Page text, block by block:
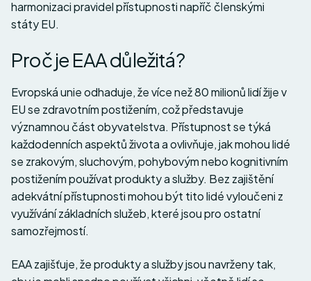
harmonizaci pravidel přístupnosti napříč členskými
státy EU.
Proč je EAA důležitá?
Evropská unie odhaduje, že více než 80 milionů lidí žije v
EU se zdravotním postižením, což představuje
významnou část obyvatelstva. Přístupnost se týká
každodenních aspektů života a ovlivňuje, jak mohou lidé
se zrakovým, sluchovým, pohybovým nebo kognitivním
postižením používat produkty a služby. Bez zajištění
adekvátní přístupnosti mohou být tito lidé vyloučeni z
využívání základních služeb, které jsou pro ostatní
samozřejmostí.
EAA zajišťuje, že produkty a služby jsou navrženy tak,